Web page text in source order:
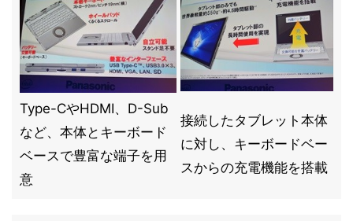
Type-CやHDMI、D-Sub
など、本体とキーボード
ベースで豊富な端子を用
意
接続したタブレット本体
に対し、キーボードベー
スからの充電機能を搭載